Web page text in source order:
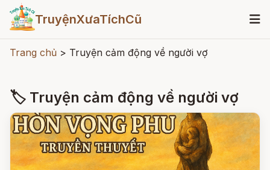
TruyệnXưaTíchCũ
Trang chủ > Truyện cảm động về người vợ
🏷 Truyện cảm động về người vợ